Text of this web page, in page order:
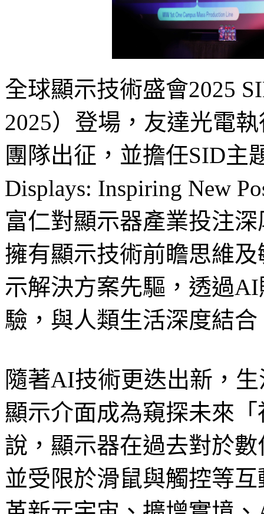
全球顯示技術盛會2025
2025）登場，友達光電
團隊出征，並擔任SID主
Displays: Inspiring New
富仁對顯示器產業投注
擁有顯示技術前瞻思維
示解決方案先驅，透過
驗，與人類生活深度結
隨著AI技術更迭出新，
顯示介面成為窺探未來
說，顯示器在過去對於
並受限於滑鼠與觸控等